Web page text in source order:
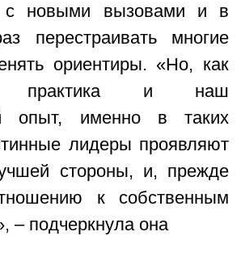
с новыми вызовами и в
перестраивать многие
ориентиры. «Но, как
практика и наш
опыт, именно в таких
лидеры проявляют
стороны, и, прежде
к собственным
– подчеркнула она